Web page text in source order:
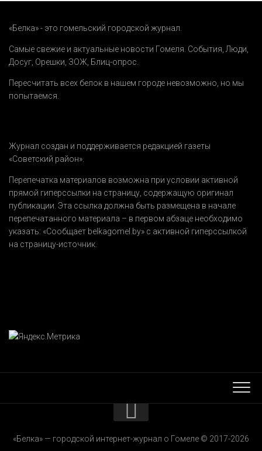
«Белка» - это гомельский городской журнал.
Самые свежие и актуальные новости Гомеля. События Люди
Досуг Орешки ЗОЖ Блиц-опрос
Пересчитать всех белок в нашем городе невозможно, но мы
попытаемся.
Журнал создан и поддерживается редакцией газеты
«Советский район».
Перепечатка материалов возможна при условии активной
прямой гиперссылки на страницу, содержащую оригинал
публикации. Эта ссылка должна быть размещена в начале
перепечатанного материала – в первом абзаце необходимо
указать: «Сообщает belkagomel.by» с активной гиперссылкой
на страницу-источник.
РЕКЛАМОДАТЕЛЯМ
«Белка» — городской интернет-журнал о Гомеле © 2017-2026